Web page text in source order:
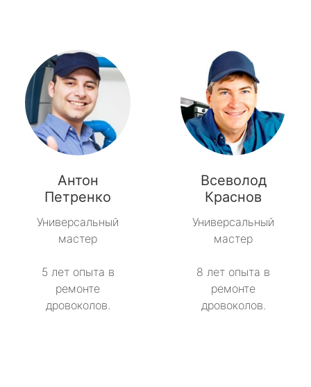
Антон
Петренко
Универсальный
мастер
5 лет опыта в
ремонте
дровоколов.
Всеволод
Краснов
Универсальный
мастер
8 лет опыта в
ремонте
дровоколов.